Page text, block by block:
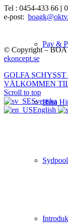
Pay &
Hitta
Tel : 0454-433 66 |
e-post:
© Copyright – BOA
ekoncept.se
GOLFA
VÄLKOMMEN
Scroll to top
Svenska
English